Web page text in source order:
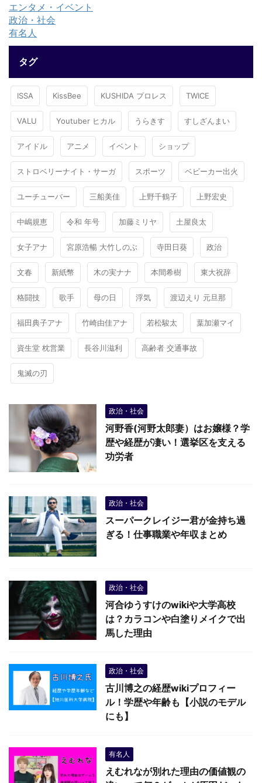
エンタメ・イベント
政治・社会
有名人
タグ
ISSA KissBee KUSHIDA プロレス TWICE
VALU Youtuber ヒカル うらきす すしざんまい
アイドル アニメ イベント ショップ
ストロベリーナイト・サーガ スポーツ ベビーカー出火
ユーチューバー 三船美佳 上野千鶴子 上野宏史
中嶋規恵 令和 年号 加藤ミリヤ 土屋良太
女子アナ 宮原浩暢 大竹しのぶ 寺田日葵 政治
文春 新紙幣 木の実ナナ 本間希樹 東大祝辞
格闘技 歌手 母の日 浮気 渡辺えり 元旦那
福田典子アナ 竹崎由佳アナ 若松駿太 葉加瀬マイ
資生堂 枕営業 長谷川滋利 高齢者 交通事故
鬼滅の刃
政治・社会
河野香(河野太郎妻）はお嬢様？学
歴や経歴が凄い！選挙区を支える
功労者
政治・社会
スーパークレイジー君が金持ち過
ぎる！仕事職業や年収まとめ
政治・社会
河合ゆうすけのwikiや大学高校
は？カラコンや白塗りメイクで出
馬した理由
政治・社会
古川博之の経歴wikiプロフィー
ル！学歴や年齢も【小説のモデル
にも】
有名人
えむれなが別れた理由の価値観の